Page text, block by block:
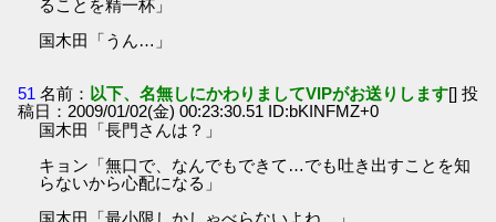
ることを精一杯」
国木田「うん…」
51 名前： 以下、名無しにかわりましてVIPがお送りします[] 投
稿日：2009/01/02(金) 00:23:30.51 ID:bKINFMZ+0
国木田「長門さんは？」
キョン「無口で、なんでもできて…でも吐き出すことを知
らないから心配になる」
国木田「最小限しかしゃべらないよね…」